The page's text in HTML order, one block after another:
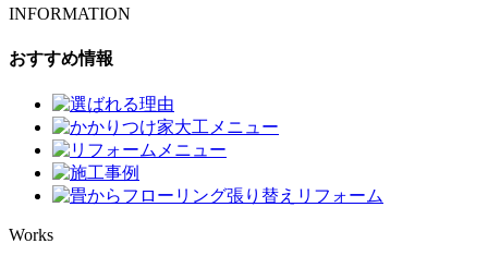
INFORMATION
おすすめ情報
Works